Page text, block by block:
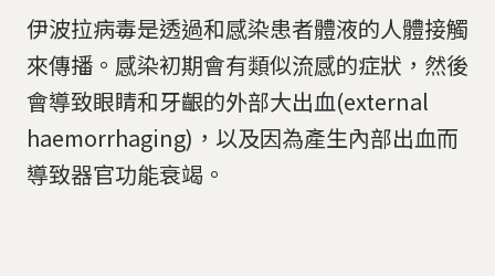
伊波拉病毒是透過和感染患者體液的人體接觸
來傳播。感染初期會有類似流感的症狀，然後
會導致眼睛和牙齦的外部大出血(external
haemorrhaging)，以及因為產生內部出血而
導致器官功能衰竭。